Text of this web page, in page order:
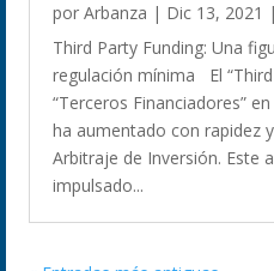
por Arbanza | Dic 13, 2021 |
Third Party Funding: Una
regulación mínima El
“Terceros Financiadores”
ha aumentado con rapidez
Arbitraje de Inversión. Este
impulsado...